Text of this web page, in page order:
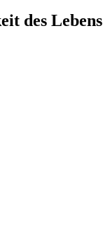
des Lebens